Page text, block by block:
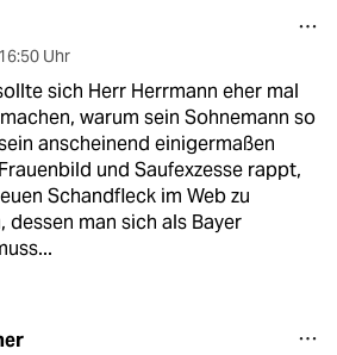
16:50 Uhr
sich Herr Herrmann eher mal
warum sein Sohnemann so
anscheinend einigermaßen
und Saufexzesse rappt,
Schandfleck im Web zu
dessen man sich als Bayer